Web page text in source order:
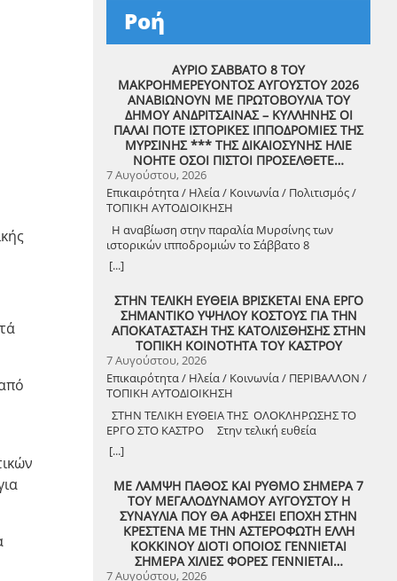
Ροή
ΑΥΡΙΟ ΣΑΒΒΑΤΟ 8 ΤΟΥ
ΜΑΚΡΟΗΜΕΡΕΥΟΝΤΟΣ ΑΥΓΟΥΣΤΟΥ 2026
ΑΝΑΒΙΩΝΟΥΝ ΜΕ ΠΡΩΤΟΒΟΥΛΙΑ ΤΟΥ
ΔΗΜΟΥ ΑΝΔΡΙΤΣΑΙΝΑΣ – ΚΥΛΛΗΝΗΣ ΟΙ
ΠΑΛΑΙ ΠΟΤΕ ΙΣΤΟΡΙΚΕΣ ΙΠΠΟΔΡΟΜΙΕΣ ΤΗΣ
ΜΥΡΣΙΝΗΣ *** ΤΗΣ ΔΙΚΑΙΟΣΥΝΗΣ ΗΛΙΕ
ΝΟΗΤΕ ΟΣΟΙ ΠΙΣΤΟΙ ΠΡΟΣΕΛΘΕΤΕ…
7 Αυγούστου, 2026
Επικαιρότητα / Ηλεία / Κοινωνία / Πολιτισμός /
ΤΟΠΙΚΗ ΑΥΤΟΔΙΟΙΚΗΣΗ
Η αναβίωση στην παραλία Μυρσίνης των
ιστορικών ιπποδρομιών το Σάββατο 8
Αυγούστου 2026
[...]
ΣΤΗΝ ΤΕΛΙΚΗ ΕΥΘΕΙΑ ΒΡΙΣΚΕΤΑΙ ΕΝΑ ΕΡΓΟ
ΣΗΜΑΝΤΙΚΟ ΥΨΗΛΟΥ ΚΟΣΤΟΥΣ ΓΙΑ ΤΗΝ
ΑΠΟΚΑΤΑΣΤΑΣΗ ΤΗΣ ΚΑΤΟΛΙΣΘΗΣΗΣ ΣΤΗΝ
ΤΟΠΙΚΗ ΚΟΙΝΟΤΗΤΑ ΤΟΥ ΚΑΣΤΡΟΥ
7 Αυγούστου, 2026
Επικαιρότητα / Ηλεία / Κοινωνία / ΠΕΡΙΒΑΛΛΟΝ /
ΤΟΠΙΚΗ ΑΥΤΟΔΙΟΙΚΗΣΗ
ΣΤΗΝ ΤΕΛΙΚΗ ΕΥΘΕΙΑ ΤΗΣ ΟΛΟΚΛΗΡΩΣΗΣ ΤΟ
ΕΡΓΟ ΣΤΟ ΚΑΣΤΡΟ Στην τελική ευθεία
ολοκλήρωσης βρίσκεται το κρίσιμο έργο
αποκατάστασης της κατολίσθησης στην Τ.Κ.
ευρώ. Έπειτα από αυτοψία που πραγματοποίησε
ο Δήμαρχος Ανδραβίδας-Κυλλήνης, Γιάννης
Λέντζας, μαζί με κλιμάκιο της Τεχνικής Υπηρεσίας
και εκπροσώπους της δημοτικής αρχής,
διαπιστώθηκε πως οι παρεμβάσεις προχωρούν
άμεσα και αυστηρά εντός των
[...]
ΜΕ ΛΑΜΨΗ ΠΑΘΟΣ ΚΑΙ ΡΥΘΜΟ ΣΗΜΕΡΑ 7
ΤΟΥ ΜΕΓΑΛΟΔΥΝΑΜΟΥ ΑΥΓΟΥΣΤΟΥ Η
ΣΥΝΑΥΛΙΑ ΠΟΥ ΘΑ ΑΦΗΣΕΙ ΕΠΟΧΗ ΣΤΗΝ
ΚΡΕΣΤΕΝΑ ΜΕ ΤΗΝ ΑΣΤΕΡΟΦΩΤΗ ΕΛΛΗ
ΚΟΚΚΙΝΟΥ ΔΙΟΤΙ ΟΠΟΙΟΣ ΓΕΝΝΙΕΤΑΙ
ΣΗΜΕΡΑ ΧΙΛΙΕΣ ΦΟΡΕΣ ΓΕΝΝΙΕΤΑΙ…
7 Αυγούστου, 2026